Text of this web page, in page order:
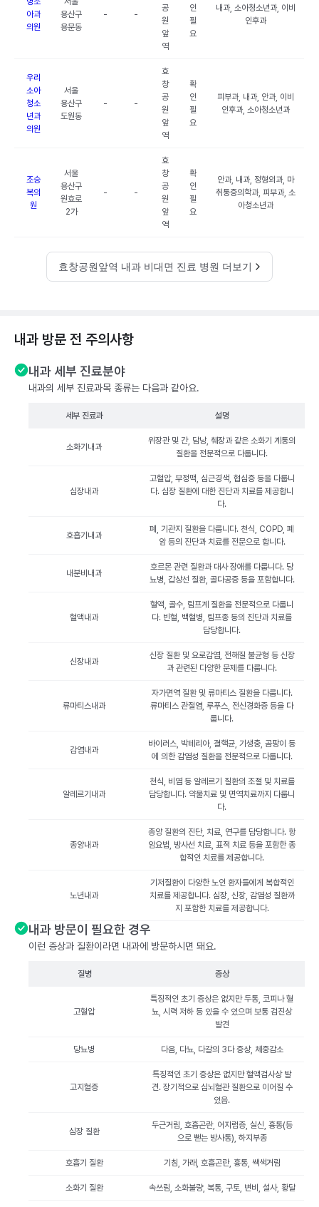
아과
의원
용산구
용문동
- -
공
원
앞
역
인
필
요
내과, 소아청소년과, 이비
인후과
우리
소아
청소
년과
의원
서울
용산구
도원동
- -
효
창
공
원
앞
역
확
인
필
요
피부과, 내과, 안과, 이비
인후과, 소아청소년과
조승
복의
원
서울
용산구
원효로
2가
- -
효
창
공
원
앞
역
확
인
필
요
안과, 내과, 정형외과, 마
취통증의학과, 피부과, 소
아청소년과
효창공원앞역 내과 비대면 진료 병원 더보기
내과 방문 전 주의사항
내과 세부 진료분야
내과의 세부 진료과목 종류는 다음과 같아요.
세부 진료과 설명
소화기내과
위장관 및 간, 담낭, 췌장과 같은 소화기 계통의
질환을 전문적으로 다룹니다.
심장내과
고혈압, 부정맥, 심근경색, 협심증 등을 다룹니
다. 심장 질환에 대한 진단과 치료를 제공합니
다.
호흡기내과
폐, 기관지 질환을 다룹니다. 천식, COPD, 폐
암 등의 진단과 치료를 전문으로 합니다.
내분비내과
호르몬 관련 질환과 대사 장애를 다룹니다. 당
뇨병, 갑상선 질환, 골다공증 등을 포함합니다.
혈액내과
혈액, 골수, 림프계 질환을 전문적으로 다룹니
다. 빈혈, 백혈병, 림프종 등의 진단과 치료를
담당합니다.
신장내과
신장 질환 및 요로감염, 전해질 불균형 등 신장
과 관련된 다양한 문제를 다룹니다.
류마티스내과
자가면역 질환 및 류마티스 질환을 다룹니다.
류마티스 관절염, 루푸스, 전신경화증 등을 다
룹니다.
감염내과
바이러스, 박테리아, 결핵균, 기생충, 곰팡이 등
에 의한 감염성 질환을 전문적으로 다룹니다.
알레르기내과
천식, 비염 등 알레르기 질환의 조절 및 치료를
담당합니다. 약물치료 및 면역치료까지 다룹니
다.
종양내과
종양 질환의 진단, 치료, 연구를 담당합니다. 항
암요법, 방사선 치료, 표적 치료 등을 포함한 종
합적인 치료를 제공합니다.
노년내과
기저질환이 다양한 노인 환자들에게 복합적인
치료를 제공합니다. 심장, 신장, 감염성 질환까
지 포함한 치료를 제공합니다.
내과 방문이 필요한 경우
이런 증상과 질환이라면 내과에 방문하시면 돼요.
질병 증상
고혈압
특징적인 초기 증상은 없지만 두통, 코피나 혈
뇨, 시력 저하 등 있을 수 있으며 보통 검진상
발견
당뇨병 다음, 다뇨, 다갈의 3다 증상, 체중감소
고지혈증
특징적인 초기 증상은 없지만 혈액검사상 발
견. 장기적으로 심뇌혈관 질환으로 이어질 수
있음.
심장 질환
두근거림, 호흡곤란, 어지럼증, 실신, 흉통(등
으로 뻗는 방사통), 하지부종
호흡기 질환 기침, 가래, 호흡곤란, 흉통, 쌕색거림
소화기 질환 속쓰림, 소화불량, 복통, 구토, 변비, 설사, 황달